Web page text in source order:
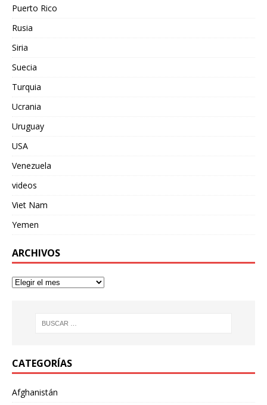
Puerto Rico
Rusia
Siria
Suecia
Turquia
Ucrania
Uruguay
USA
Venezuela
videos
Viet Nam
Yemen
ARCHIVOS
CATEGORÍAS
Afghanistán